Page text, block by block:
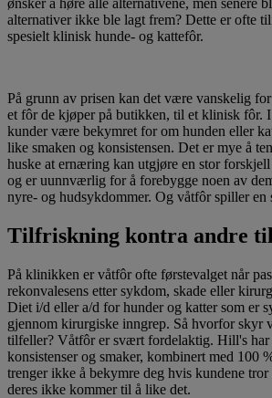
ønsker å høre alle alternativene, men senere
alternativer ikke ble lagt frem? Dette er ofte
spesielt klinisk hunde- og kattefôr.
På grunn av prisen kan det være vanskelig
et fôr de kjøper på butikken, til et klinisk fôr.
kunder være bekymret for om hunden eller
like smaken og konsistensen. Det er mye å
huske at ernæring kan utgjøre en stor
og er uunnværlig for å forebygge noen av
nyre- og hudsykdommer. Og våtfôr spiller
Tilfriskning kontra andre
På klinikken er våtfôr ofte førstevalget når
rekonvalesens etter sykdom, skade eller
Diet i/d eller a/d for hunder og katter som er
gjennom kirurgiske inngrep. Så hvorfor skyr
tilfeller? Våtfôr er svært fordelaktig. Hill's har
konsistenser og smaker, kombinert med 100
trenger ikke å bekymre deg hvis kundene tror
deres ikke kommer til å like det.